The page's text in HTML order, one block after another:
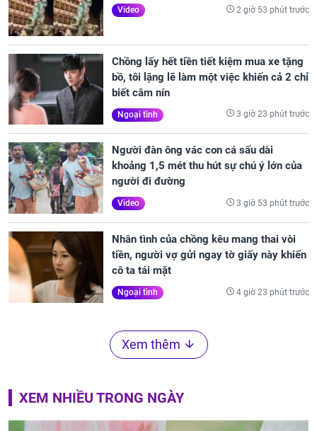
Video 2 giờ 53 phút trước
Chồng lấy hết tiền tiết kiệm mua xe tặng
bồ, tôi lặng lẽ làm một việc khiến cả 2 chỉ
biết câm nín
Ngoại tình 3 giờ 23 phút trước
Người đàn ông vác con cá sấu dài
khoảng 1,5 mét thu hút sự chú ý lớn của
người đi đường
Video 3 giờ 53 phút trước
Nhân tình của chồng kêu mang thai vòi
tiền, người vợ gửi ngay tờ giấy này khiến
cô ta tái mặt
Ngoại tình 4 giờ 23 phút trước
Xem thêm
XEM NHIỀU TRONG NGÀY